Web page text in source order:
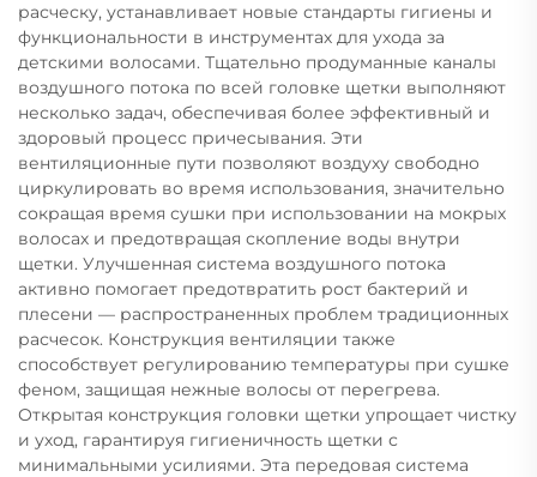
расческу, устанавливает новые стандарты гигиены и
функциональности в инструментах для ухода за
детскими волосами. Тщательно продуманные каналы
воздушного потока по всей головке щетки выполняют
несколько задач, обеспечивая более эффективный и
здоровый процесс причесывания. Эти
вентиляционные пути позволяют воздуху свободно
циркулировать во время использования, значительно
сокращая время сушки при использовании на мокрых
волосах и предотвращая скопление воды внутри
щетки. Улучшенная система воздушного потока
активно помогает предотвратить рост бактерий и
плесени — распространенных проблем традиционных
расчесок. Конструкция вентиляции также
способствует регулированию температуры при сушке
феном, защищая нежные волосы от перегрева.
Открытая конструкция головки щетки упрощает чистку
и уход, гарантируя гигиеничность щетки с
минимальными усилиями. Эта передовая система